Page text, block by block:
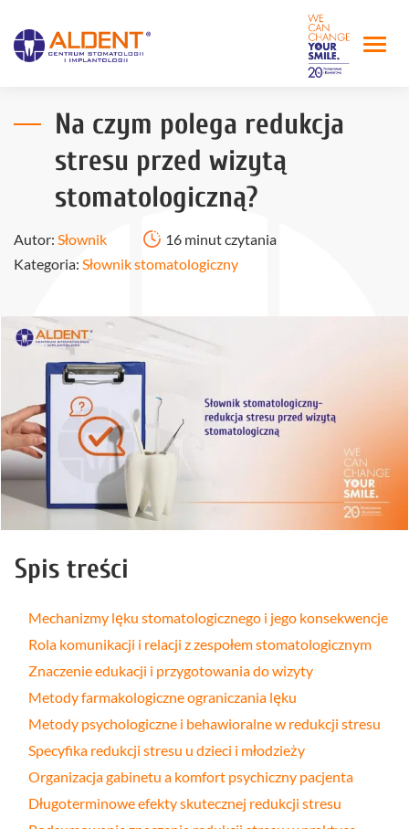
Na czym polega redukcja
stresu przed wizytą
stomatologiczną?
Autor: Słownik
16 minut czytania
Kategoria: Słownik stomatologiczny
Spis treści
Mechanizmy lęku stomatologicznego i jego konsekwencje
Rola komunikacji i relacji z zespołem stomatologicznym
Znaczenie edukacji i przygotowania do wizyty
Metody farmakologiczne ograniczania lęku
Metody psychologiczne i behawioralne w redukcji stresu
Specyfika redukcji stresu u dzieci i młodzieży
Organizacja gabinetu a komfort psychiczny pacjenta
Długoterminowe efekty skutecznej redukcji stresu